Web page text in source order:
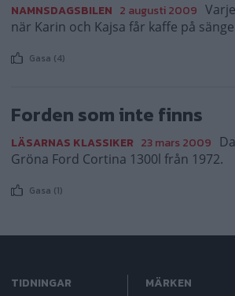
NAMNSDAGSBILEN 2 augusti 2009
när Karin och Kajsa får kaffe på
Gasa (4)
Forden som inte finns
LÄSARNAS KLASSIKER 23 mars 2009
Gröna Ford Cortina 1300l från 1972.
Gasa (1)
TIDNINGAR MÄRKEN